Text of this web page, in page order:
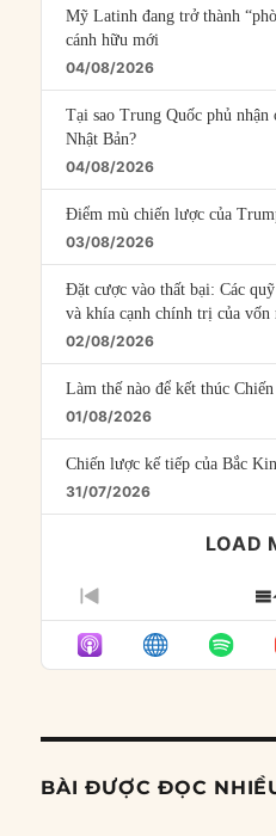
Mỹ Latinh đang trở thành
cánh hữu mới
04/08/2026
Tại sao Trung Quốc phủ
Nhật Bản?
04/08/2026
Điểm mù chiến lược của
03/08/2026
Đặt cược vào thất bại: Các
và khía cạnh chính trị của
02/08/2026
Làm thế nào để kết thúc
01/08/2026
Chiến lược kế tiếp của Bắc
31/07/2026
LOAD
PREVIOUS
EPISODE
BÀI ĐƯỢC ĐỌC